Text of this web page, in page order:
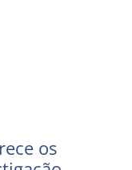
os